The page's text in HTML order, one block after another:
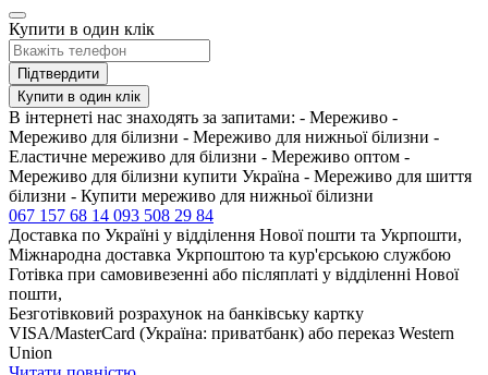
Купити в один клік
Підтвердити
Купити в один клік
В інтернеті нас знаходять за запитами: - Мереживо -
Мереживо для білизни - Мереживо для нижньої білизни -
Еластичне мереживо для білизни - Мереживо оптом -
Мереживо для білизни купити Україна - Мереживо для шиття
білизни - Купити мереживо для нижньої білизни
067 157 68 14 093 508 29 84
Доставка по Україні у відділення Нової пошти та Укрпошти,
Міжнародна доставка Укрпоштою та кур'єрською службою
Готівка при самовивезенні або післяплаті у відділенні Нової
пошти,
Безготівковий розрахунок на банківську картку
VISA/MasterCard (Україна: приватбанк) або переказ Western
Union